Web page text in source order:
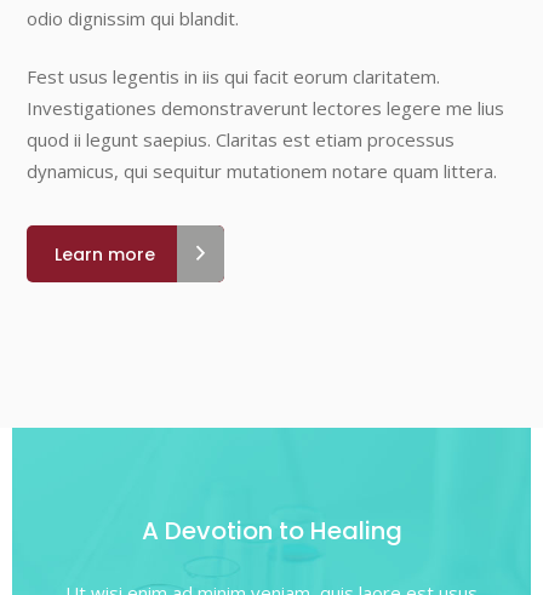
odio dignissim qui blandit.
Fest usus legentis in iis qui facit eorum claritatem.
Investigationes demonstraverunt lectores legere me lius
quod ii legunt saepius. Claritas est etiam processus
dynamicus, qui sequitur mutationem notare quam littera.
Learn more
A Devotion to Healing